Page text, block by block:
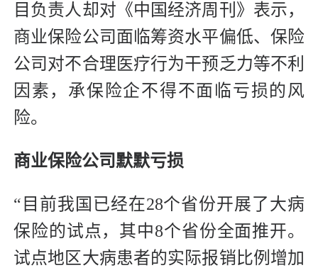
目负责人却对《中国经济周刊》表示，
商业保险公司面临筹资水平偏低、保险
公司对不合理医疗行为干预乏力等不利
因素，承保险企不得不面临亏损的风
险。
商业保险公司默默亏损
“目前我国已经在28个省份开展了大病
保险的试点，其中8个省份全面推开。
试点地区大病患者的实际报销比例增加